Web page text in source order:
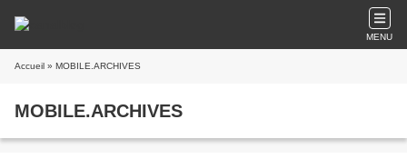
MENU
Accueil » MOBILE.ARCHIVES
MOBILE.ARCHIVES